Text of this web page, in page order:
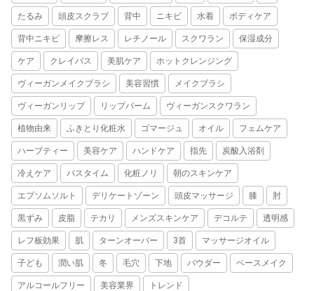
たるみ 頭皮スクラブ 背中 ニキビ 水着 ボディケア
背中ニキビ 摩擦レス レチノール スクワラン 保湿成分
ケア クレイバス 美肌ケア ホットクレンジング
ヴィーガンメイクブラシ 美容習慣 メイクブラシ
ヴィーガンリップ リップバーム ヴィーガンスクワラン
植物由来 ふきとり化粧水 ゴマージュ オイル フェムケア
ハーブティー 美容ケア ハンドケア 指先 炭酸入浴剤
冷えケア バスタイム 化粧ノリ 朝のスキンケア
エプソムソルト デリケートゾーン 頭皮マッサージ 膝 肘
黒ずみ 皮脂 テカリ メンズスキンケア デコルテ 透明感
レフ板効果 肌 ターンオーバー 3首 マッサージオイル
子ども 潤い肌 冬 毛穴 下地 パウダー ベースメイク
アルコールフリー 美容業界 トレンド